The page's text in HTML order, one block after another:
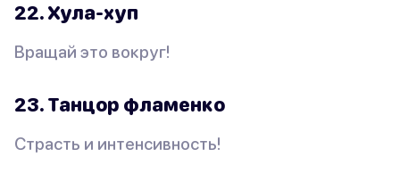
22. Хула-хуп
Вращай это вокруг!
23. Танцор фламенко
Страсть и интенсивность!